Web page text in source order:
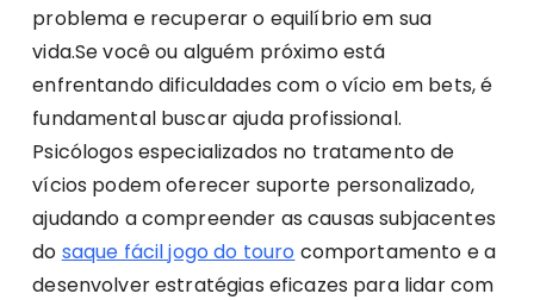
problema e recuperar o equilíbrio em sua
vida.Se você ou alguém próximo está
enfrentando dificuldades com o vício em bets, é
fundamental buscar ajuda profissional.
Psicólogos especializados no tratamento de
vícios podem oferecer suporte personalizado,
ajudando a compreender as causas subjacentes
do saque fácil jogo do touro comportamento e a
desenvolver estratégias eficazes para lidar com